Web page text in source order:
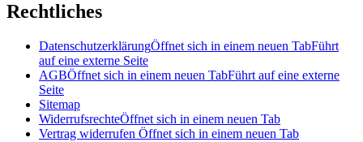
Rechtliches
DatenschutzerklärungÖffnet sich in einem neuen TabFührt
auf eine externe Seite
AGBÖffnet sich in einem neuen TabFührt auf eine externe
Seite
Sitemap
WiderrufsrechteÖffnet sich in einem neuen Tab
Vertrag widerrufen Öffnet sich in einem neuen Tab